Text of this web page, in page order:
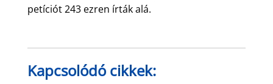
petíciót 243 ezren írták alá.
Kapcsolódó cikkek: